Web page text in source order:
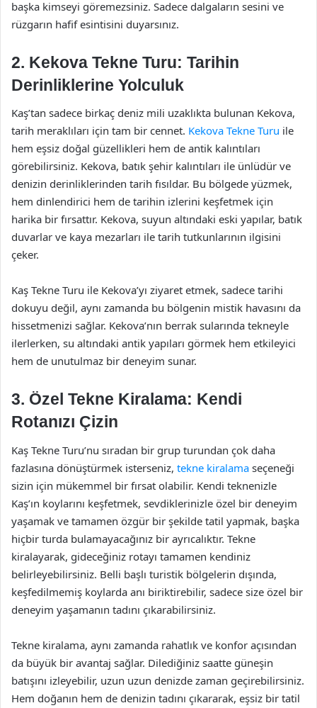
başka kimseyi göremezsiniz. Sadece dalgaların sesini ve
rüzgarın hafif esintisini duyarsınız.
2. Kekova Tekne Turu: Tarihin
Derinliklerine Yolculuk
Kaş’tan sadece birkaç deniz mili uzaklıkta bulunan Kekova,
tarih meraklıları için tam bir cennet. Kekova Tekne Turu ile
hem eşsiz doğal güzellikleri hem de antik kalıntıları
görebilirsiniz. Kekova, batık şehir kalıntıları ile ünlüdür ve
denizin derinliklerinden tarih fısıldar. Bu bölgede yüzmek,
hem dinlendirici hem de tarihin izlerini keşfetmek için
harika bir fırsattır. Kekova, suyun altındaki eski yapılar, batık
duvarlar ve kaya mezarları ile tarih tutkunlarının ilgisini
çeker.
Kaş Tekne Turu ile Kekova’yı ziyaret etmek, sadece tarihi
dokuyu değil, aynı zamanda bu bölgenin mistik havasını da
hissetmenizi sağlar. Kekova’nın berrak sularında tekneyle
ilerlerken, su altındaki antik yapıları görmek hem etkileyici
hem de unutulmaz bir deneyim sunar.
3. Özel Tekne Kiralama: Kendi
Rotanızı Çizin
Kaş Tekne Turu’nu sıradan bir grup turundan çok daha
fazlasına dönüştürmek isterseniz, tekne kiralama seçeneği
sizin için mükemmel bir fırsat olabilir. Kendi teknenizle
Kaş’ın koylarını keşfetmek, sevdiklerinizle özel bir deneyim
yaşamak ve tamamen özgür bir şekilde tatil yapmak, başka
hiçbir turda bulamayacağınız bir ayrıcalıktır. Tekne
kiralayarak, gideceğiniz rotayı tamamen kendiniz
belirleyebilirsiniz. Belli başlı turistik bölgelerin dışında,
keşfedilmemiş koylarda anı biriktirebilir, sadece size özel bir
deneyim yaşamanın tadını çıkarabilirsiniz.
Tekne kiralama, aynı zamanda rahatlık ve konfor açısından
da büyük bir avantaj sağlar. Dilediğiniz saatte güneşin
batışını izleyebilir, uzun uzun denizde zaman geçirebilirsiniz.
Hem doğanın hem de denizin tadını çıkararak, eşsiz bir tatil